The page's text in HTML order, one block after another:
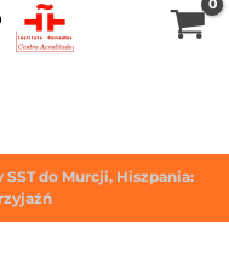
do Murcji, Hiszpania: